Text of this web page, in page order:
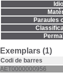
Paraules
Exemplars (1)
Codi de barres
AET0000000956